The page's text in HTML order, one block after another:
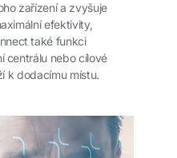
zařízení a zvyšuje
efektivity,
také funkci
centrálu nebo cílové
k dodacímu místu.